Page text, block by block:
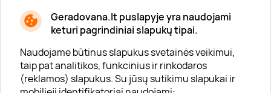
Geradovana.lt puslapyje yra naudojami
keturi pagrindiniai slapukų tipai.
Naudojame būtinus slapukus svetainės veikimui,
taip pat analitikos, funkcinius ir rinkodaros
(reklamos) slapukus. Su jūsų sutikimu slapukai ir
Apie mus
Apie „Gera Dovana“
Lojalumo klubas
Karjera